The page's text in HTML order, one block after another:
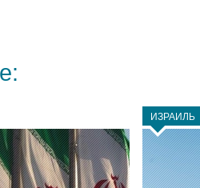
ИЗРАИЛЬ